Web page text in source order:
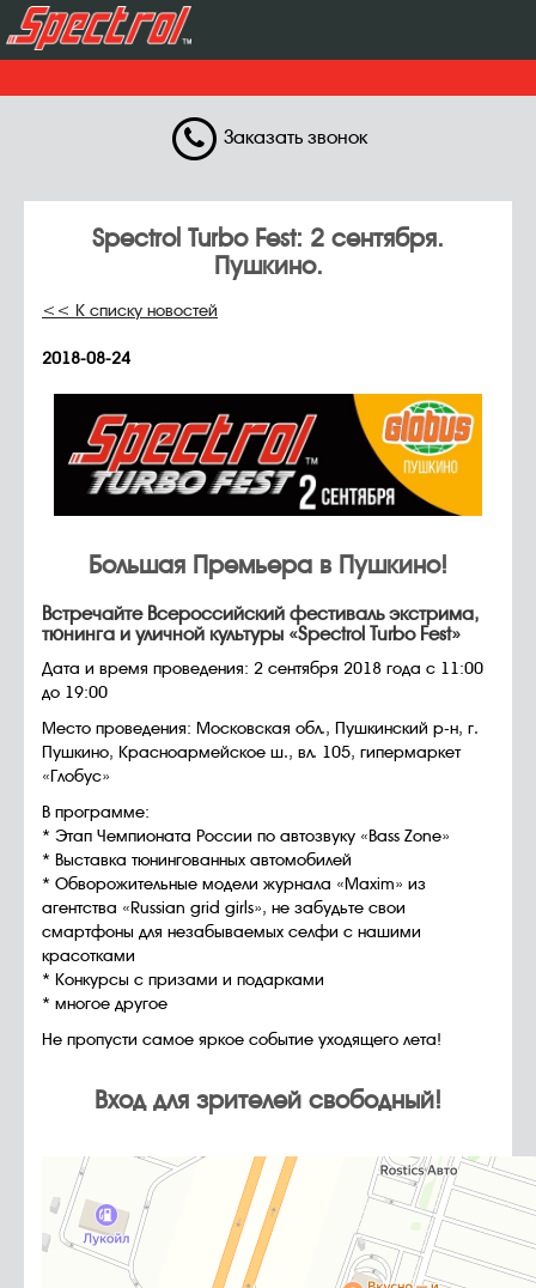
Заказать звонок
Spectrol Turbo Fest: 2 сентября.
Пушкино.
<< К списку новостей
2018-08-24
Большая Премьера в Пушкино!
Встречайте Всероссийский фестиваль экстрима,
тюнинга и уличной культуры «Spectrol Turbo Fest»
Дата и время проведения: 2 сентября 2018 года с 11:00
до 19:00
Место проведения: Московская обл., Пушкинский р-н, г.
Пушкино, Красноармейское ш., вл. 105, гипермаркет
«Глобус»
В программе:
* Этап Чемпионата России по автозвуку «Bass Zone»
* Выставка тюнингованных автомобилей
* Обворожительные модели журнала «Maxim» из
агентства «Russian grid girls», не забудьте свои
смартфоны для незабываемых селфи с нашими
красотками
* Конкурсы с призами и подарками
* многое другое
Не пропусти самое яркое событие уходящего лета!
Вход для зрителей свободный!